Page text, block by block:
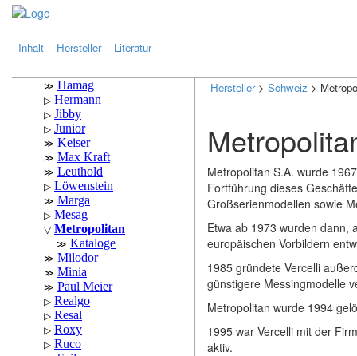
Inhalt Hersteller Literatur
Hersteller> Schweiz >
Metropolitan S.A. wurde
Fortführung dieses
Großserienmodellen sowie
Etwa ab 1973 wurden
europäischen Vorbildern
1985 gründete Vercelli
günstigere Messingmodelle
Metropolitan wurde 1994
1995 war Vercelli mit der
aktiv.